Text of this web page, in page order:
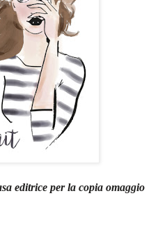
editrice per la copia omaggio